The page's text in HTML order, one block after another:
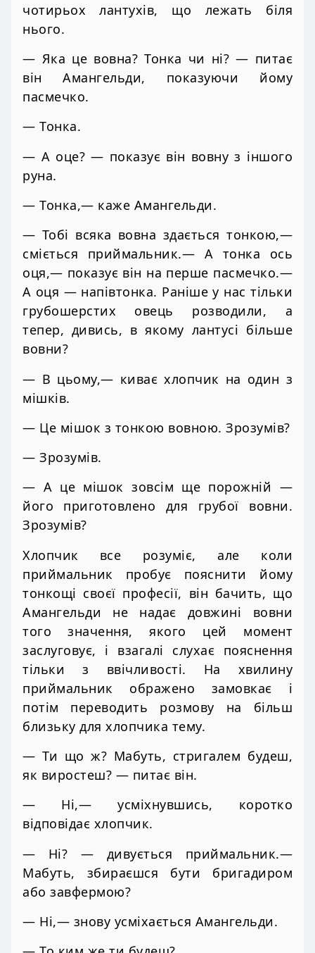
чотирьох лантухів, що лежать біля
нього.
— Яка це вовна? Тонка чи ні? — питає
він Амангельди, показуючи йому
пасмечко.
— Тонка.
— А оце? — показує він вовну з іншого
руна.
— Тонка,— каже Амангельди.
— Тобі всяка вовна здається тонкою,—
сміється приймальник.— А тонка ось
оця,— показує він на перше пасмечко.—
А оця — напівтонка. Раніше у нас тільки
грубошерстих овець розводили, а
тепер, дивись, в якому лантусі більше
вовни?
— В цьому,— киває хлопчик на один з
мішків.
— Це мішок з тонкою вовною. Зрозумів?
— Зрозумів.
— А це мішок зовсім ще порожній —
його приготовлено для грубої вовни.
Зрозумів?
Хлопчик все розуміє, але коли
приймальник пробує пояснити йому
тонкощі своєї професії, він бачить, що
Амангельди не надає довжині вовни
того значення, якого цей момент
заслуговує, і взагалі слухає пояснення
тільки з ввічливості. На хвилину
приймальник ображено замовкає і
потім переводить розмову на більш
близьку для хлопчика тему.
— Ти що ж? Мабуть, стригалем будеш,
як виростеш? — питає він.
— Ні,— усміхнувшись, коротко
відповідає хлопчик.
— Ні? — дивується приймальник.—
Мабуть, збираєшся бути бригадиром
або завфермою?
— Ні,— знову усміхається Амангельди.